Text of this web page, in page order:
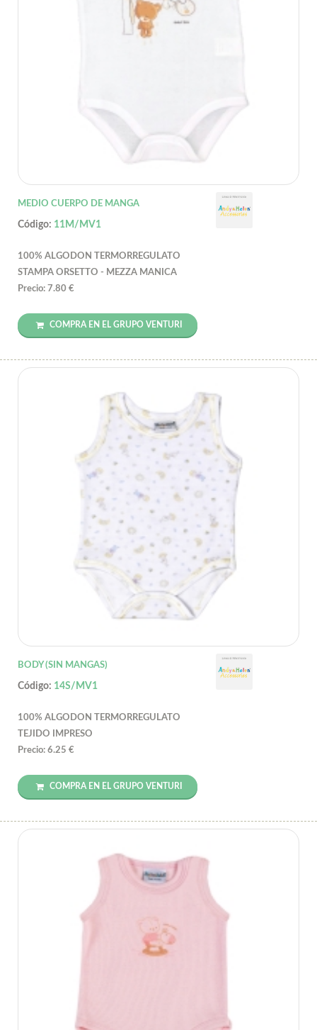
MEDIO CUERPO DE MANGA
Código: 11M/MV1
100% ALGODON TERMORREGULATO
STAMPA ORSETTO - MEZZA MANICA
Precio: 7.80 €
COMPRA EN EL GRUPO VENTURI
BODY (SIN MANGAS)
Código: 14S/MV1
100% ALGODON TERMORREGULATO
TEJIDO IMPRESO
Precio: 6.25 €
COMPRA EN EL GRUPO VENTURI